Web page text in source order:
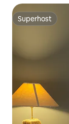
Superhost
Superhost